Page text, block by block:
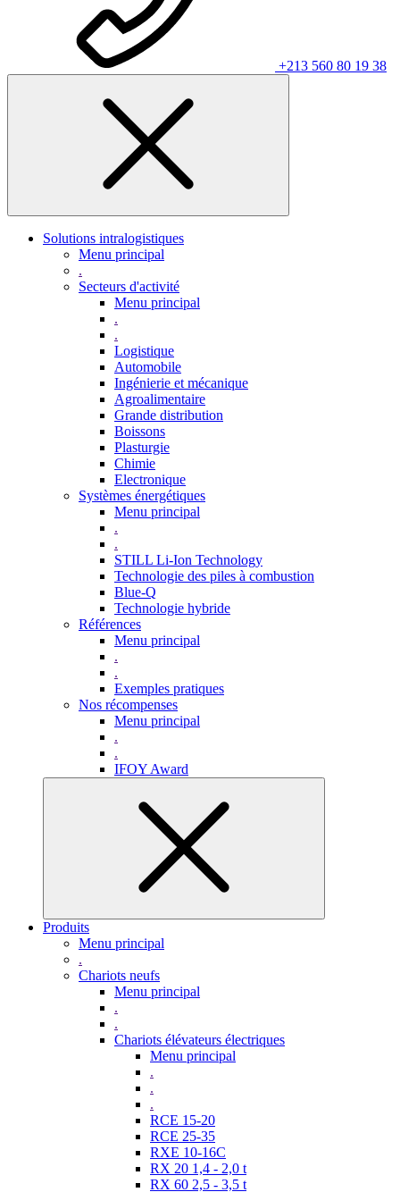
+213 560 80 19 38
Solutions intralogistiques
Menu principal
.
Secteurs d'activité
Menu principal
.
.
Logistique
Automobile
Ingénierie et mécanique
Agroalimentaire
Grande distribution
Boissons
Plasturgie
Chimie
Electronique
Systèmes énergétiques
Menu principal
.
.
STILL Li-Ion Technology
Technologie des piles à combustion
Blue-Q
Technologie hybride
Références
Menu principal
.
.
Exemples pratiques
Nos récompenses
Menu principal
.
.
IFOY Award
Produits
Menu principal
.
Chariots neufs
Menu principal
.
.
Chariots élévateurs électriques
Menu principal
.
.
.
RCE 15-20
RCE 25-35
RXE 10-16C
RX 20 1,4 - 2,0 t
RX 60 2,5 - 3,5 t